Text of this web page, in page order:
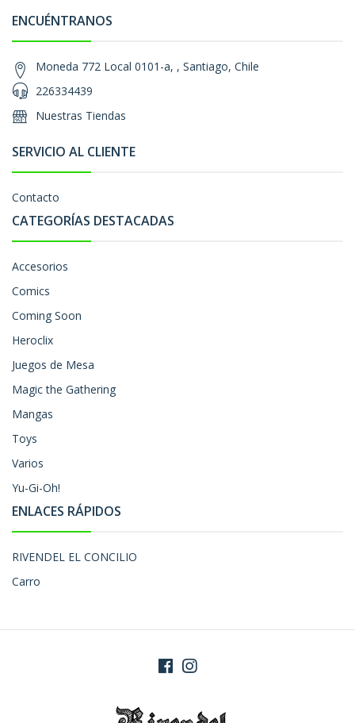
ENCUÉNTRANOS
Moneda 772 Local 0101-a, , Santiago, Chile
226334439
Nuestras Tiendas
SERVICIO AL CLIENTE
Contacto
CATEGORÍAS DESTACADAS
Accesorios
Comics
Coming Soon
Heroclix
Juegos de Mesa
Magic the Gathering
Mangas
Toys
Varios
Yu-Gi-Oh!
ENLACES RÁPIDOS
RIVENDEL EL CONCILIO
Carro